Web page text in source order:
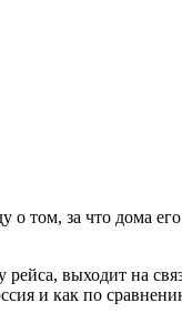
о том, за что дома
выходит на
и как по